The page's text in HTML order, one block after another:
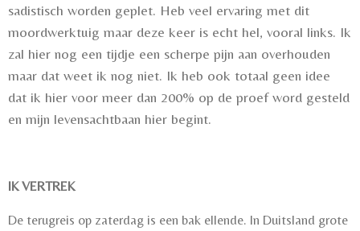
sadistisch worden geplet. Heb veel ervaring met dit
moordwerktuig maar deze keer is echt hel, vooral links. Ik
zal hier nog een tijdje een scherpe pijn aan overhouden
maar dat weet ik nog niet. Ik heb ook totaal geen idee
dat ik hier voor meer dan 200% op de proef word gesteld
en mijn levensachtbaan hier begint.
IK VERTREK
De terugreis op zaterdag is een bak ellende. In Duitsland grote